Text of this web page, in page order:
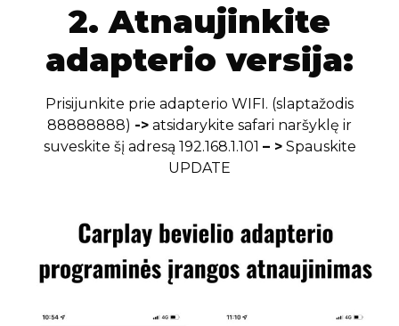
2. Atnaujinkite
adapterio versija:
Prisijunkite prie adapterio WIFI. (slaptažodis
88888888) -> atsidarykite safari naršyklę ir
suveskite šį adresą 192.168.1.101 – >Spauskite
UPDATE